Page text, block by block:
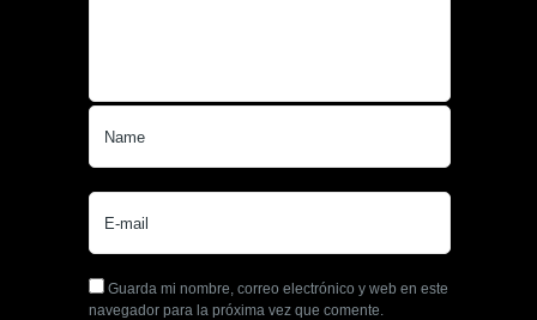
Guarda mi nombre, correo electrónico y web en este
navegador para la próxima vez que comente.